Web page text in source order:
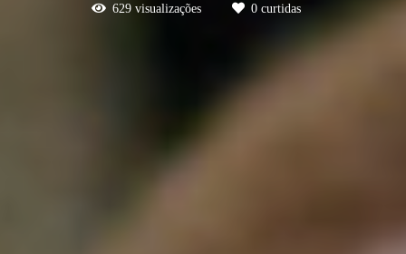
629 visualizações 0 curtidas